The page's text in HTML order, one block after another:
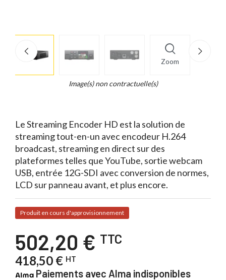
Zoom
info
Image(s) non contractuelle(s)
Le Streaming Encoder HD est la solution de
streaming tout-en-un avec encodeur H.264
broadcast, streaming en direct sur des
plateformes telles que YouTube, sortie webcam
USB, entrée 12G-SDI avec conversion de normes,
LCD sur panneau avant, et plus encore.
Produit en cours d'approvisionnement
502,20 € TTC
418,50 € HT
Paiements avec Alma indisponibles